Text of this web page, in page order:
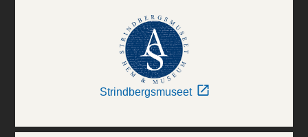
Strindbergsmuseet